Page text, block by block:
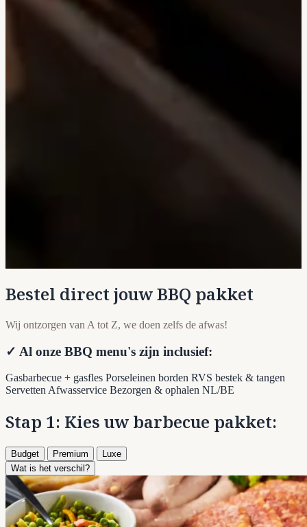
Bestel direct jouw BBQ pakket
Wij ontzorgen van A tot Z, we doen zelfs de afwas!
✓ Al onze BBQ menu's zijn inclusief:
Gasbarbecue + gasfles Porseleinen borden RVS bestek & tangen
ServettenAfwasservice Bezorgen & ophalen NL/BE
Stap 1: Kies uw barbecue pakket:
Budget Premium
Luxe
Wat is het verschil?